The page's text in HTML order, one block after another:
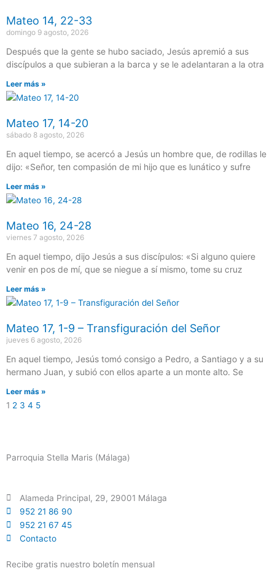
Mateo 14, 22-33
domingo 9 agosto, 2026
Después que la gente se hubo saciado, Jesús apremió a sus
discípulos a que subieran a la barca y se le adelantaran a la otra
Leer más »
Mateo 17, 14-20
sábado 8 agosto, 2026
En aquel tiempo, se acercó a Jesús un hombre que, de rodillas le
dijo: «Señor, ten compasión de mi hijo que es lunático y sufre
Leer más »
Mateo 16, 24-28
viernes 7 agosto, 2026
En aquel tiempo, dijo Jesús a sus discípulos: «Si alguno quiere
venir en pos de mí, que se niegue a sí mismo, tome su cruz
Leer más »
Mateo 17, 1-9 – Transfiguración del Señor
jueves 6 agosto, 2026
En aquel tiempo, Jesús tomó consigo a Pedro, a Santiago y a su
hermano Juan, y subió con ellos aparte a un monte alto. Se
Leer más »
1 2 3 4 5
Parroquia Stella Maris (Málaga)
Alameda Principal, 29, 29001 Málaga
952 21 86 90
952 21 67 45
Contacto
Recibe gratis nuestro boletín mensual